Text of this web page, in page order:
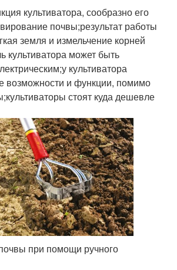
культиватора, сообразно его
почвы;результат работы
земля и измельчение корней
культиватора может быть
культиватора
возможности и функции, помимо
стоят куда дешевле
при помощи ручного